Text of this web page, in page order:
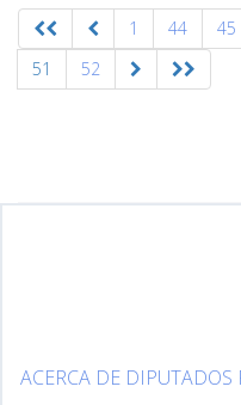
1 44 45
51
52
ACERCA DE